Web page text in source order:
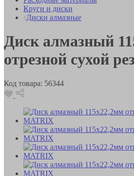
Круги и диски
Диски алмазные
Диск алмазный
отрезной сухой
Код товара: 56344